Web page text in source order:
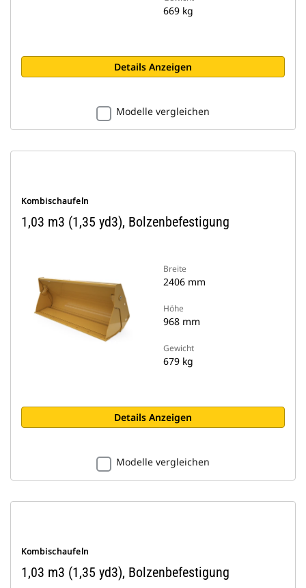
669 kg
Details Anzeigen
Modelle vergleichen
Kombischaufeln
1,03 m3 (1,35 yd3), Bolzenbefestigung
Breite
2406 mm
Höhe
968 mm
Gewicht
679 kg
Details Anzeigen
Modelle vergleichen
Kombischaufeln
1,03 m3 (1,35 yd3), Bolzenbefestigung